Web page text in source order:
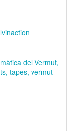
del Vermut
tapes vermut